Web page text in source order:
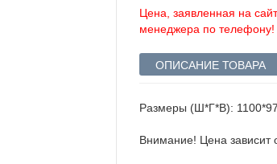
Цена, заявленная на
менеджера по телефону!
ОПИСАНИЕ ТОВАРА
Размеры (Ш*Г*В):
Внимание! Цена зависит